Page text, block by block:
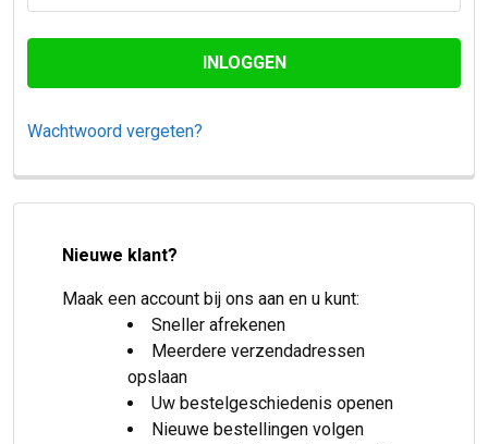
Wachtwoord vergeten?
Nieuwe klant?
Maak een account bij ons aan en u kunt:
Sneller afrekenen
Meerdere verzendadressen
opslaan
Uw bestelgeschiedenis openen
Nieuwe bestellingen volgen